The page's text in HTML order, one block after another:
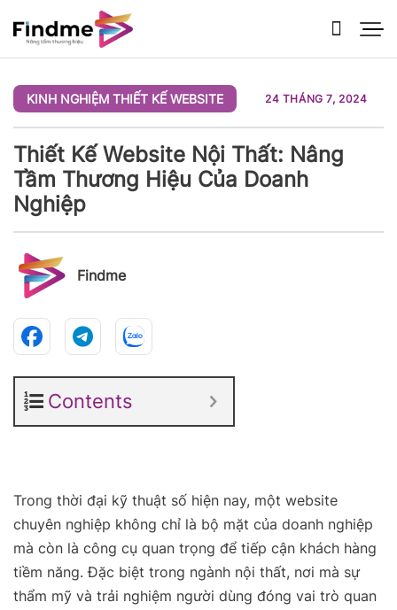
qua
nội
KINH NGHIỆM THIẾT KẾ WEBSITE 24 THÁNG 7, 2024
Thiết Kế Website Nội Thất: Nâng
Tầm Thương Hiệu Của Doanh
Nghiệp
Findme
Contents
Trong thời đại kỹ thuật số hiện nay, một website
chuyên nghiệp không chỉ là bộ mặt của doanh nghiệp
mà còn là công cụ quan trọng để tiếp cận khách hàng
tiềm năng. Đặc biệt trong ngành nội thất, nơi mà sự
thẩm mỹ và trải nghiệm người dùng đóng vai trò quan